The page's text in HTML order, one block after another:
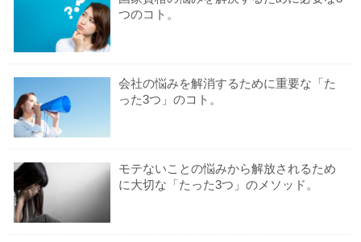
つのコト。
会社の悩みを解消するために重要な「た
った3つ」のコト。
モテないことの悩みから解放されるため
に大切な「たった3つ」のメソッド。